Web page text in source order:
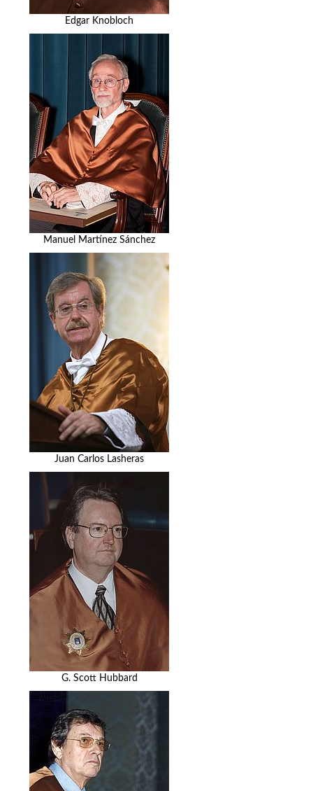
Edgar Knobloch
Manuel Martínez Sánchez
Juan Carlos Lasheras
G. Scott Hubbard